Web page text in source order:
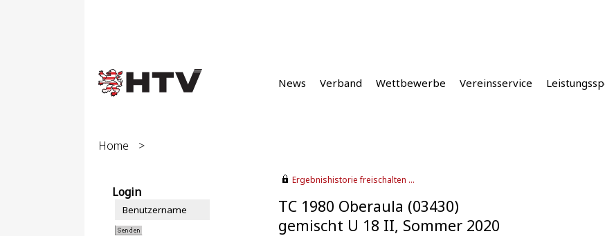
News Verband Wettbewerbe Vereinsservice
Home >
Login
Ergebnishistorie freischalten ...
TC 1980 Oberaula (03430)
gemischt U 18 II, Sommer 2020